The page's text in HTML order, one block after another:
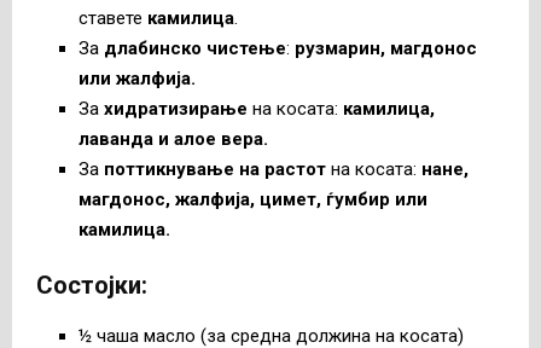
ставете камилица
За длабинско чистење: рузмарин, магдонос
или жалфија.
За хидратизирање на косата: камилица,
лаванда и алое вера.
За поттикнување на растот на косата: нане,
магдонос, жалфија, цимет, ѓумбир или
камилица.
Состојки:
½ чаша масло (за средна должина на косата)